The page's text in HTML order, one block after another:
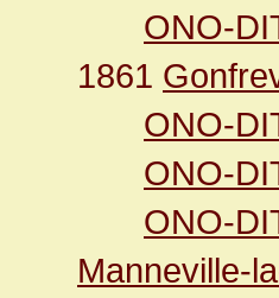
ONO-
1861
ONO-
ONO-
ONO-
Manneville-